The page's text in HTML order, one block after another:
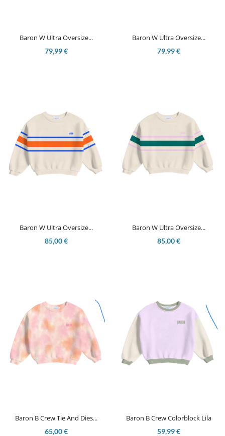
Baron W Ultra Oversize...
79,99 €
Baron W Ultra Oversize...
79,99 €
Baron W Ultra Oversize...
85,00 €
Baron W Ultra Oversize...
85,00 €
Baron B Crew Tie And Dies...
65,00 €
Baron B Crew Colorblock Lila
59,99 €